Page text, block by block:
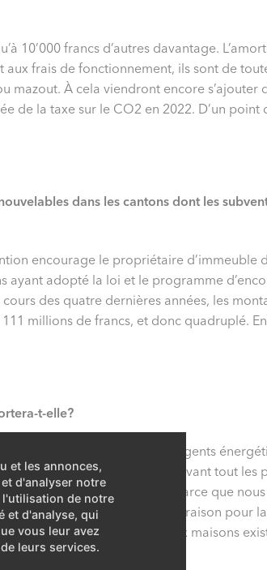
et les annonces,
d'analyser notre
de notre
et d'analyse, qui
vous leur avez
leurs services.
10’000 francs d’autres davantage.
frais de fonctionnement, ils sont de
À cela viendront encore s’ajouter
de la taxe sur le CO2 en 2022. D’un point
dans les cantons dont les
encourage le propriétaire d’immeuble
ayant adopté la loi et le programme
des quatre dernières années, les
millions de francs, et donc quadruplé.
t-elle?
encore l’abandon des agents
efficient. Ici, nous visons avant tout les
davantage d’électricité parce que
l’énergie électrique. C’est la raison pour
s’étendra aussi aux maisons